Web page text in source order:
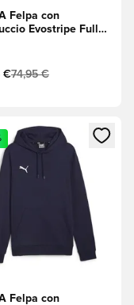
Felpa con
Evostripe Full
€74,95 €
o registrarsi come
finestra modale
Felpa con